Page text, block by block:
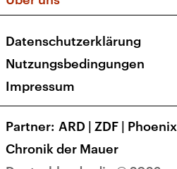
Newsletter
Social Media
Presse
Karriere
Transparenz
Datenschutzerklärung
Nutzungsbedingungen
Impressum
Partner ARD | ZDF | Phoenix
Chronik der Mauer